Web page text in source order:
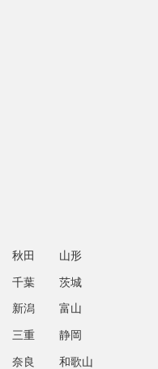
秋田 山形
千葉 茨城
新潟 富山
三重 静岡
奈良 和歌山